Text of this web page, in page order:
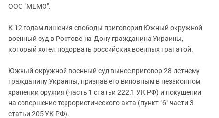
ИНАКОМЫСЛИЕ В ЧЕЧНЕ
ПРЕСЛЕДОВАНИЕ АКТИВИСТОВ
МОБИЛИЗАЦИЯ И ПРОТЕСТЫ
Дагестан
Кабардино-Балкария
Калмыкия
Карачаево-Черкесия
Краснодарский край
Российская Федерация
ООО "МЕМО".
К 12 годам лишения свободы приговорил Южный окружной
военный суд в Ростове-на-Дону гражданина Украины,
который хотел подорвать российских военных гранатой.
Южный окружной военный суд вынес приговор 28-летнему
гражданину Украины, признав его виновным в незаконном
хранении оружия (часть 1 статьи 222.1 УК РФ) и покушении
на совершение террористического акта (пункт "б" части 3
статьи 205 УК РФ).